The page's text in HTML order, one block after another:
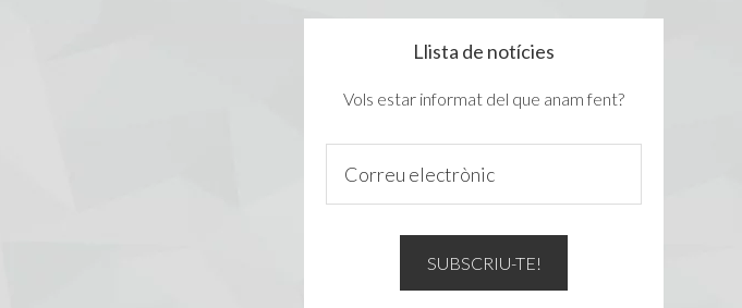
Llista de notícies
Vols estar informat del que anam fent?